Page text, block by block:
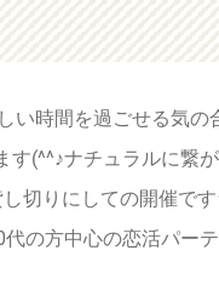
時間を過ごせる気
(^^♪ナチュラルに繋
切りにしての開催で
の方中心の恋活パー